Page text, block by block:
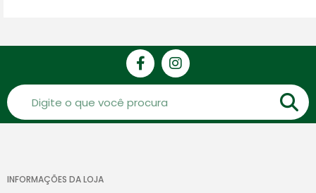
INFORMAÇÕES DA LOJA